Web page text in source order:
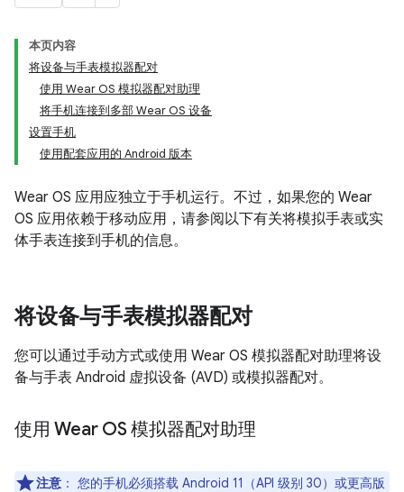
本页内容
将设备与手表模拟器配对
使用 Wear OS 模拟器配对助理
将手机连接到多部 Wear OS 设备
设置手机
使用配套应用的 Android 版本
Wear OS 应用应独立于手机运行。不过，如果您的 Wear
OS 应用依赖于移动应用，请参阅以下有关将模拟手表或实
体手表连接到手机的信息。
将设备与手表模拟器配对
您可以通过手动方式或使用 Wear OS 模拟器配对助理将设
备与手表 Android 虚拟设备 (AVD) 或模拟器配对。
使用 Wear OS 模拟器配对助理
注意 ： 您的手机必须搭载 Android 11（API 级别 30）或更高版